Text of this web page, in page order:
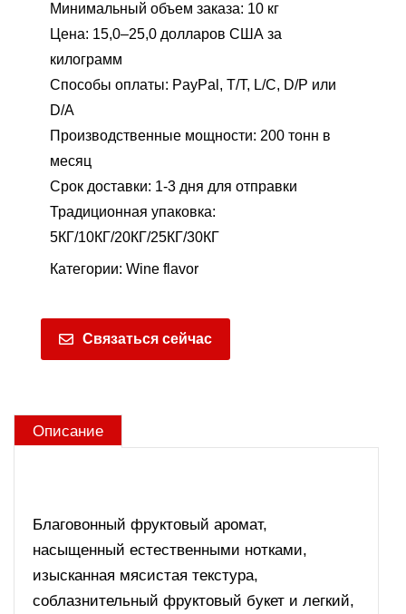
Минимальный объем заказа: 10 кг
Цена: 15,0–25,0 долларов США за
килограмм
Способы оплаты: PayPal, T/T, L/C, D/P или
D/A
Производственные мощности: 200 тонн в
месяц
Срок доставки: 1-3 дня для отправки
Традиционная упаковка:
5КГ/10КГ/20КГ/25КГ/30КГ
Категории: Wine flavor
Связаться сейчас
Описание
Благовонный фруктовый аромат,
насыщенный естественными нотками,
изысканная мясистая текстура,
соблазнительный фруктовый букет и легкий,